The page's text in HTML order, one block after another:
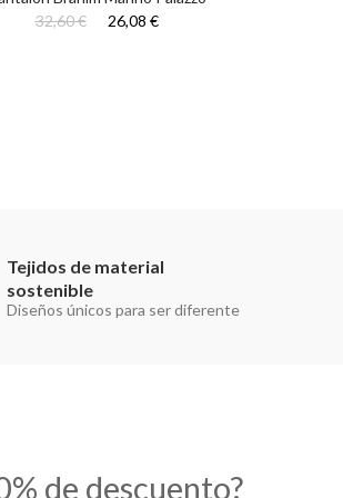
32,60 €
26,08 €
Tejidos de material
sostenible
Diseños únicos para ser diferente
de descuento?